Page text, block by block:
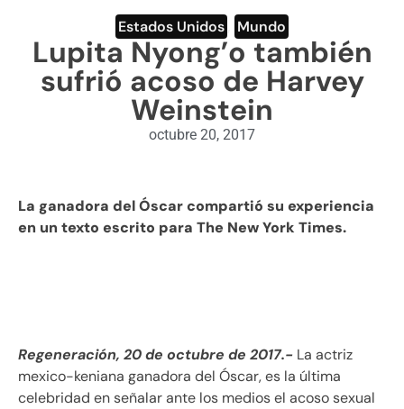
ENGLISH SECTION
VIDEOS
Estados Unidos Mundo
Lupita Nyong’o también
sufrió acoso de Harvey
Weinstein
octubre 20, 2017
La ganadora del Óscar compartió su experiencia
en un texto escrito para The New York Times.
Regeneración, 20 de octubre de 2017.- La actriz
mexico-keniana ganadora del Óscar, es la última
celebridad en señalar ante los medios el acoso sexual